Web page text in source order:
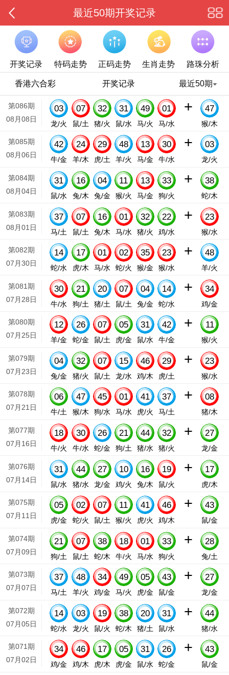
最近50期开奖记录
开奖记录 特码走势 正码走势 生肖走势 路珠分析
香港六合彩 开奖记录 最近50期
第086期
08月08日
03
龙/火
07
鼠/土
32
猪/火
31
鼠/水
49
马/火
01
马/水
+ 47
猴/木
第085期
08月06日
42
牛/金
24
羊/木
29
虎/土
48
羊/火
13
马/金
30
牛/水
+ 03
龙/火
第084期
08月04日
31
鼠/水
16
兔/木
04
兔/金
11
猴/火
13
马/金
33
狗/火
+ 38
蛇/木
第083期
08月01日
37
马/土
07
鼠/土
16
兔/木
01
马/水
32
猪/火
22
鸡/水
+ 23
猴/水
第082期
07月30日
14
蛇/水
17
虎/木
01
马/水
02
蛇/火
35
猴/金
23
猴/水
+ 48
羊/火
第081期
07月28日
30
牛/水
21
狗/土
20
猪/土
07
鼠/土
04
兔/金
14
蛇/水
+ 34
鸡/金
第080期
07月25日
12
羊/金
26
蛇/金
07
鼠/土
05
虎/金
31
鼠/水
42
牛/金
+ 11
猴/火
第079期
07月23日
04
兔/金
32
猪/火
07
鼠/土
15
龙/水
46
鸡/木
29
虎/土
+ 23
猴/水
第078期
07月21日
06
牛/土
47
猴/木
45
狗/水
01
马/水
41
虎/火
37
马/土
+ 08
猪/木
第077期
07月16日
18
牛/火
30
牛/水
26
蛇/金
21
狗/土
44
猪/水
32
猪/火
+ 27
龙/金
第076期
07月14日
31
鼠/水
44
猪/水
27
龙/金
10
鸡/火
16
兔/木
19
鼠/火
+ 17
虎/木
第075期
07月11日
05
虎/金
02
蛇/火
07
鼠/土
11
猴/火
41
虎/火
46
鸡/木
+ 43
鼠/金
第074期
07月09日
21
狗/土
07
鼠/土
38
蛇/木
18
牛/火
01
马/水
33
狗/火
+ 28
兔/土
第073期
07月07日
37
马/土
48
羊/火
34
鸡/金
49
马/火
05
虎/金
43
鼠/金
+ 27
龙/金
第072期
07月05日
14
蛇/水
03
龙/火
19
鼠/火
38
蛇/木
20
猪/土
31
鼠/水
+ 44
猪/水
第071期
07月02日
34
鸡/金
46
鸡/木
17
虎/木
05
虎/金
31
鼠/水
26
蛇/金
+ 43
鼠/金